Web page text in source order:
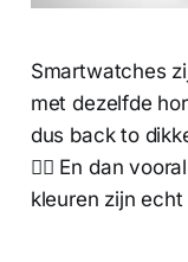
Smartwatches
met dezelfde
dus back to
😮‍💨 En dan
kleuren zijn